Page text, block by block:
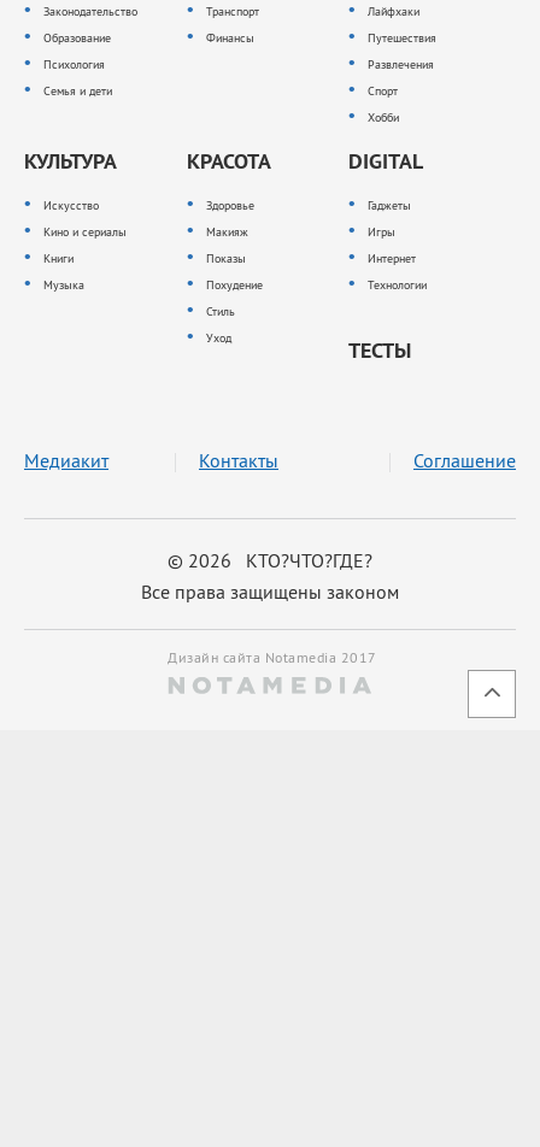
Законодательство
Образование
Психология
Семья и дети
Транспорт
Финансы
Лайфхаки
Путешествия
Развлечения
Спорт
Хобби
КУЛЬТУРА
Искусство
Кино и сериалы
Книги
Музыка
КРАСОТА
Здоровье
Макияж
Показы
Похудение
Стиль
Уход
DIGITAL
Гаджеты
Игры
Интернет
Технологии
ТЕСТЫ
© 2026 КТО?ЧТО?ГДЕ?
Все права защищены законом
Медиакит Контакты Соглашение
Дизайн сайта Notamedia 2017